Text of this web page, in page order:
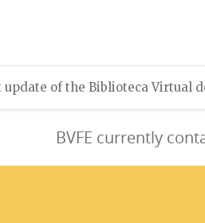
update of the Biblioteca Virtual
BVFE currently